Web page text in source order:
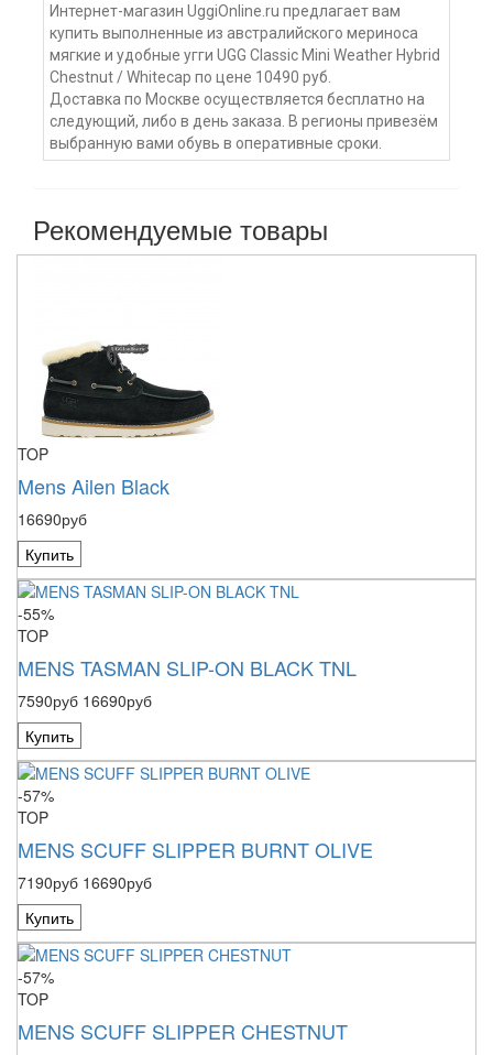
Интернет-магазин UggiOnline.ru предлагает вам
купить выполненные из австралийского мериноса
мягкие и удобные угги UGG Classic Mini Weather Hybrid
Chestnut / Whitecap по цене 10490 руб.
Доставка по Москве осуществляется бесплатно на
следующий, либо в день заказа. В регионы привезём
выбранную вами обувь в оперативные сроки.
Рекомендуемые товары
TOP
Mens Ailen Black
16690руб
Купить
-55%
TOP
MENS TASMAN SLIP-ON BLACK TNL
7590руб 16690руб
Купить
-57%
TOP
MENS SCUFF SLIPPER BURNT OLIVE
7190руб 16690руб
Купить
-57%
TOP
MENS SCUFF SLIPPER CHESTNUT